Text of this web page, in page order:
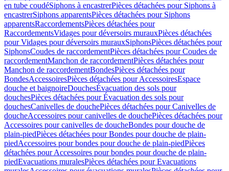
en tube coudéSiphons à encastrerPièces détachées pour Siphons à
encastrerSiphons apparentsPièces détachées pour Siphons
apparentsRaccordementsPièces détachées pour
RaccordementsVidages pour déversoirs murauxPièces détachées
pour Vidages pour déversoirs murauxSiphonsPièces détachées pour
SiphonsCoudes de raccordementPièces détachées pour Coudes de
raccordementManchon de raccordementPièces détachées pour
Manchon de raccordementBondesPièces détachées pour
BondesAccessoiresPièces détachées pour AccessoiresEspace
douche et baignoireDouchesÉvacuation des sols pour
douchesPièces détachées pour Évacuation des sols pour
douchesCanivelles de douchePièces détachées pour Canivelles de
doucheAccessoires pour canivelles de douchePièces détachées pour
Accessoires pour canivelles de doucheBondes pour douche de
plain-piedPièces détachées pour Bondes pour douche de plain-
piedAccessoires pour bondes pour douche de plain-piedPièces
détachées pour Accessoires pour bondes pour douche de plain-
piedEvacuations muralesPièces détachées pour Evacuations